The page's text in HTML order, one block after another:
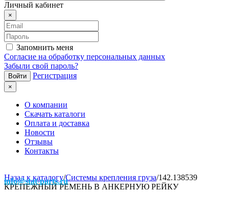
Личный кабинет
×
Запомнить меня
Согласие на обработку персональных данных
Забыли свой пароль?
Регистрация
×
О компании
Скачать каталоги
Оплата и доставка
Новости
Отзывы
Контакты
info@stat-parts.ru
Назад к каталогу/Системы крепления груза/142.138539
КРЕПЕЖНЫЙ РЕМЕНЬ В АНКЕРНУЮ РЕЙКУ